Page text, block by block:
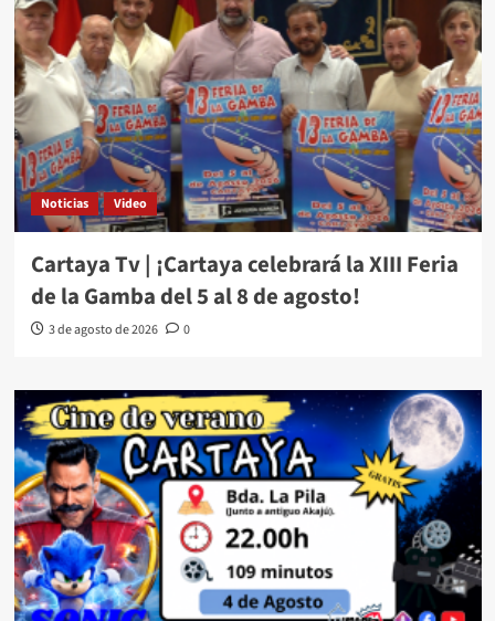
Noticias Video
Cartaya Tv | ¡Cartaya celebrará la XIII Feria
de la Gamba del 5 al 8 de agosto!
3 de agosto de 2026 0